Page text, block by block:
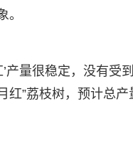
。
产量很稳定，没有受
”荔枝树，预计总